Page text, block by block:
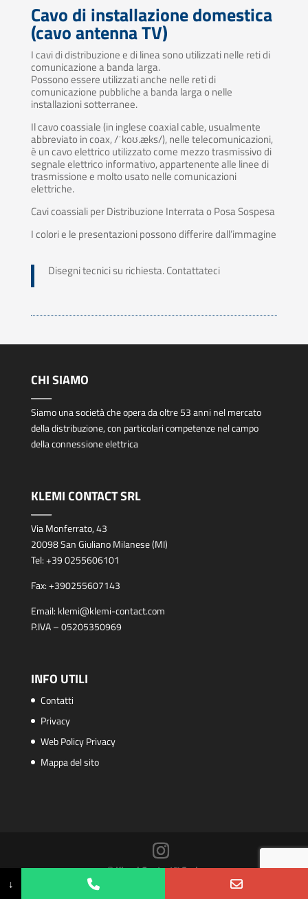
Cavo di installazione domestica
(cavo antenna TV)
I cavi di distribuzione e di linea sono utilizzati nelle reti di
comunicazione a banda larga.
Possono essere utilizzati anche nelle reti di
comunicazione pubbliche a banda larga o nelle
installazioni sotterranee.
Il cavo coassiale (in inglese coaxial cable, usualmente
abbreviato in coax, /ˈkoʊ.æks/), nelle telecomunicazioni,
è un cavo elettrico utilizzato come mezzo trasmissivo di
segnale elettrico informativo, appartenente alle linee di
trasmissione e molto usato nelle comunicazioni
elettriche.
Cavi coassiali per Distribuzione Interrata o Posa Sospesa
I colori e le presentazioni possono differire dall’immagine
Disegni tecnici su richiesta. Contattateci
CHI SIAMO
Siamo una società che opera da oltre 53 anni nel mercato
della distribuzione, con particolari competenze nel campo
della connessione elettrica
KLEMI CONTACT SRL
Via Monferrato, 43
20098 San Giuliano Milanese (MI)
Tel:+39 0255606101
Fax:+390255607143
Email: klemi@klemi-contact.com
P.IVA – 05205350969
INFO UTILI
Contatti
Privacy
Web Policy Privacy
Mappa del sito
© Klemi Contact™ S.r.l.
PHP Code Snippets
↓